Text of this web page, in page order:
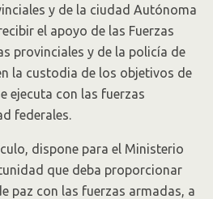
y de la ciudad Autónoma
el apoyo de las Fuerzas
provinciales y de la policía de
la custodia de los objetivos de
ejecuta con las fuerzas
federales.
dispone para el Ministerio
que deba proporcionar
paz con las fuerzas armadas, a